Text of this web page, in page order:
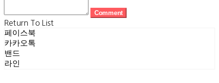
Comment
Return To List
페이스북
카카오톡
밴드
라인